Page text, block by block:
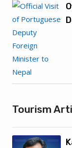
Tourism